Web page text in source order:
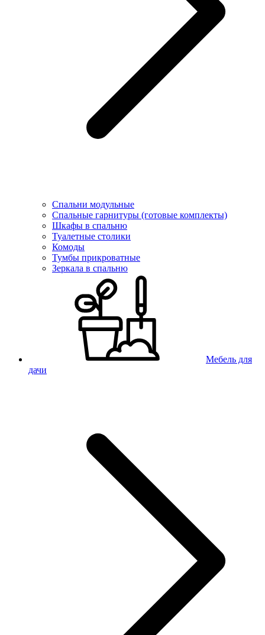
Спальни модульные
Спальные гарнитуры (готовые комплекты)
Шкафы в спальню
Туалетные столики
Комоды
Тумбы прикроватные
Зеркала в спальню
Мебель для
дачи